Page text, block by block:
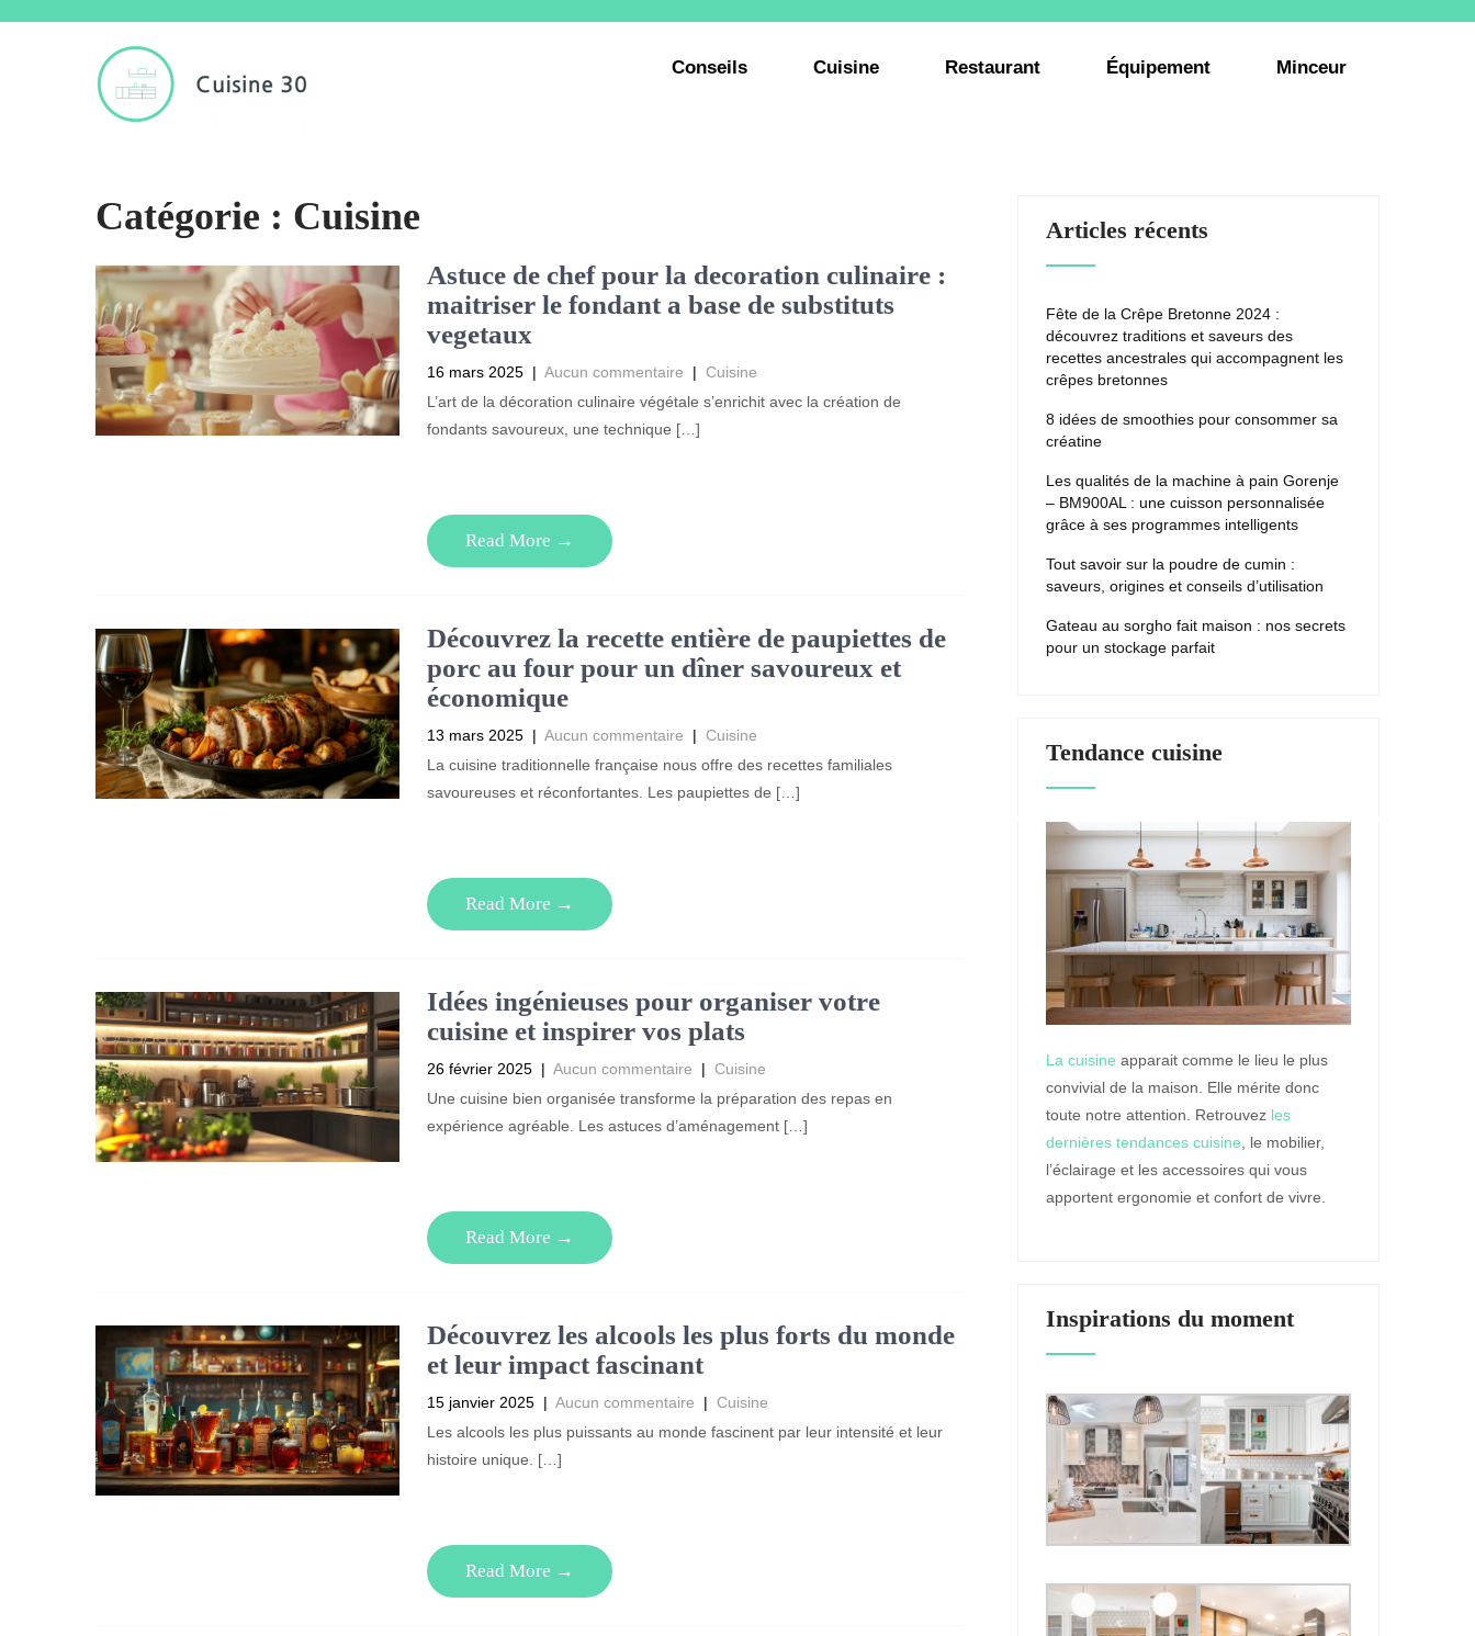
Conseils Cuisine Restaurant Équipement Minceur
Catégorie : Cuisine
Astuce de chef pour la decoration culinaire :
maitriser le fondant a base de substituts
vegetaux
16 mars 2025 | Aucun commentaire | Cuisine
L’art de la décoration culinaire végétale s’enrichit avec la création de
fondants savoureux, une technique […]
Read More →
Découvrez la recette entière de paupiettes de
porc au four pour un dîner savoureux et
économique
13 mars 2025 | Aucun commentaire | Cuisine
La cuisine traditionnelle française nous offre des recettes familiales
savoureuses et réconfortantes. Les paupiettes de […]
Read More →
Idées ingénieuses pour organiser votre
cuisine et inspirer vos plats
26 février 2025 | Aucun commentaire | Cuisine
Une cuisine bien organisée transforme la préparation des repas en
expérience agréable. Les astuces d’aménagement […]
Read More →
Découvrez les alcools les plus forts du monde
et leur impact fascinant
15 janvier 2025 | Aucun commentaire | Cuisine
Les alcools les plus puissants au monde fascinent par leur intensité et leur
histoire unique. […]
Read More →
Articles récents
Fête de la Crêpe Bretonne 2024 :
découvrez traditions et saveurs des
recettes ancestrales qui accompagnent les
crêpes bretonnes
8 idées de smoothies pour consommer sa
créatine
Les qualités de la machine à pain Gorenje
– BM900AL : une cuisson personnalisée
grâce à ses programmes intelligents
Tout savoir sur la poudre de cumin :
saveurs, origines et conseils d’utilisation
Gateau au sorgho fait maison : nos secrets
pour un stockage parfait
Tendance cuisine
La cuisine apparait comme le lieu le plus
convivial de la maison. Elle mérite donc
toute notre attention. Retrouvez les
dernières tendances cuisine , le mobilier,
l’éclairage et les accessoires qui vous
apportent ergonomie et confort de vivre.
Inspirations du moment